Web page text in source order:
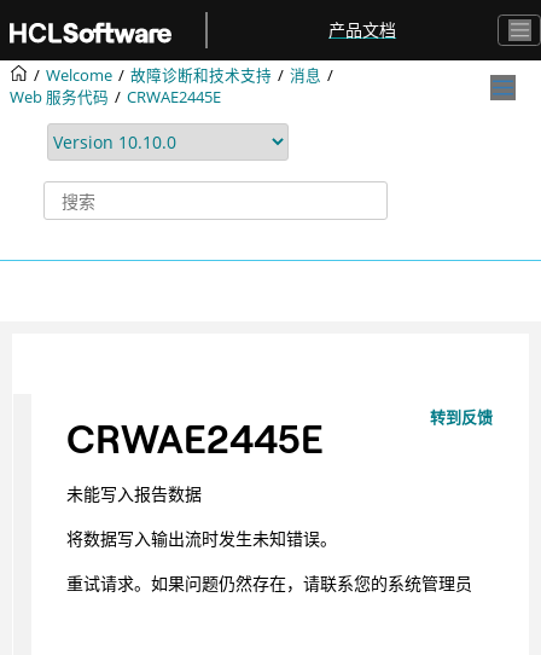
产品文档
Welcome 故障诊断和技术支持
消息
Web 服务代码
CRWAE2445E
转到反馈
CRWAE2445E
未能写入报告数据
将数据写入输出流时发生未知错误。
重试请求。如果问题仍然存在，请联系您的系统管理员